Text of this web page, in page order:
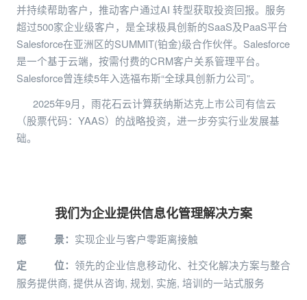
并持续帮助客户，推动客户通过AI 转型获取投资回报。服务
超过500家企业级客户，是全球极具创新的SaaS及PaaS平台
Salesforce在亚洲区的SUMMIT(铂金)级合作伙伴。Salesforce
是一个基于云端，按需付费的CRM客户关系管理平台。
Salesforce曾连续5年入选福布斯“全球具创新力公司”。
2025年9月，雨花石云计算获纳斯达克上市公司有信云
（股票代码：YAAS）的战略投资，进一步夯实行业发展基
础。
我们为企业提供信息化管理解决方案
愿 景： 实现企业与客户零距离接触
定 位： 领先的企业信息移动化、社交化解决方案与整合
服务提供商, 提供从咨询, 规划, 实施, 培训的一站式服务